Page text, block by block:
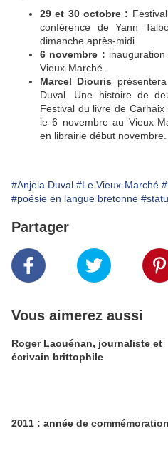
29 et 30 octobre :
conférence de Yann
dimanche après-midi.
6 novembre :
Vieux-Marché.
Marcel Diouris
Duval. Une histoire de
Festival du livre de Carhaix
le 6 novembre au Vieux-
en librairie début novembre.
#Anjela Duval #Le Vieux-Marché
#poésie en langue bretonne
Partager
Vous aimerez aussi
Roger Laouénan, journaliste et
écrivain brittophile
2011 : année de